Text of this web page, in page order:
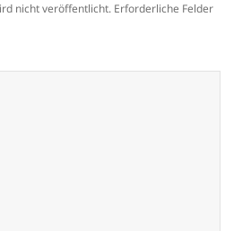
nicht veröffentlicht. Erforderliche Felder